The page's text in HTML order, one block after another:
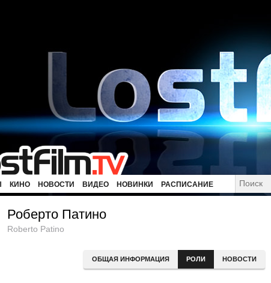
КИНО НОВОСТИ ВИДЕО НОВИНКИ РАСПИСАНИЕ
Роберто Патино
Roberto Patino
ОБЩАЯ ИНФОРМАЦИЯ РОЛИ НОВОСТИ